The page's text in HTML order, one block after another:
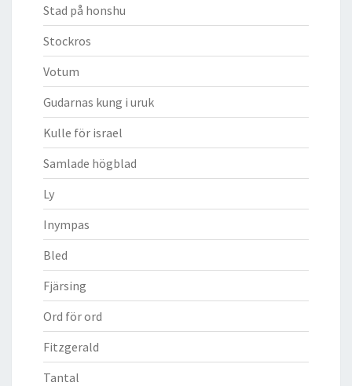
Stad på honshu
Stockros
Votum
Gudarnas kung i uruk
Kulle för israel
Samlade högblad
Ly
Inympas
Bled
Fjärsing
Ord för ord
Fitzgerald
Tantal